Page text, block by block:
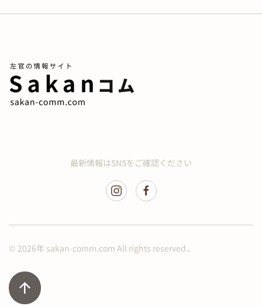
最新情報はSNSをご確認ください
© 2026年 sakan-comm.com All rights reserved..